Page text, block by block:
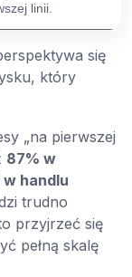
linii.
się
który
„na pierwszej
87% w
w handlu
trudno
przyjrzeć się
pełną skalę